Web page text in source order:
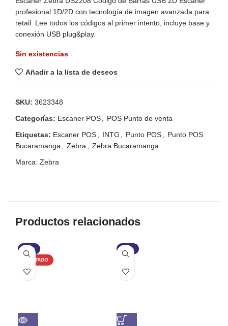
profesional 1D/2D con tecnología de imagen avanzada para
retail. Lee todos los códigos al primer intento, incluye base y
conexión USB plug&play.
Sin existencias
Añadir a la lista de deseos
SKU: 3623348
Categorías: Escaner POS, POS Punto de venta
Etiquetas: Escaner POS, INTG , Punto POS, Punto POS
Bucaramanga, Zebra, Zebra Bucaramanga
Marca: Zebra
Productos relacionados
-19%
AGOTADO
-20%